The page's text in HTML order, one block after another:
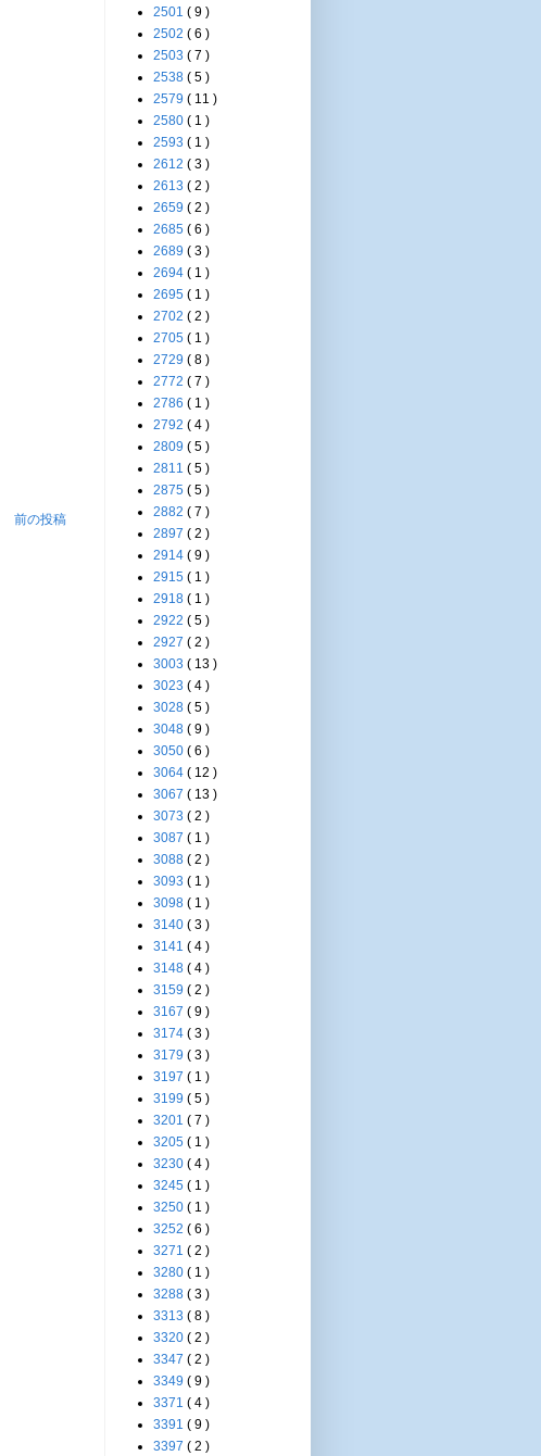
前の投稿
2501 ( 9 )
2502 ( 6 )
2503 ( 7 )
2538 ( 5 )
2579 ( 11 )
2580 ( 1 )
2593 ( 1 )
2612 ( 3 )
2613 ( 2 )
2659 ( 2 )
2685 ( 6 )
2689 ( 3 )
2694 ( 1 )
2695 ( 1 )
2702 ( 2 )
2705 ( 1 )
2729 ( 8 )
2772 ( 7 )
2786 ( 1 )
2792 ( 4 )
2809 ( 5 )
2811 ( 5 )
2875 ( 5 )
2882 ( 7 )
2897 ( 2 )
2914 ( 9 )
2915 ( 1 )
2918 ( 1 )
2922 ( 5 )
2927 ( 2 )
3003 ( 13 )
3023 ( 4 )
3028 ( 5 )
3048 ( 9 )
3050 ( 6 )
3064 ( 12 )
3067 ( 13 )
3073 ( 2 )
3087 ( 1 )
3088 ( 2 )
3093 ( 1 )
3098 ( 1 )
3140 ( 3 )
3141 ( 4 )
3148 ( 4 )
3159 ( 2 )
3167 ( 9 )
3174 ( 3 )
3179 ( 3 )
3197 ( 1 )
3199 ( 5 )
3201 ( 7 )
3205 ( 1 )
3230 ( 4 )
3245 ( 1 )
3250 ( 1 )
3252 ( 6 )
3271 ( 2 )
3280 ( 1 )
3288 ( 3 )
3313 ( 8 )
3320 ( 2 )
3347 ( 2 )
3349 ( 9 )
3371 ( 4 )
3391 ( 9 )
3397 ( 2 )